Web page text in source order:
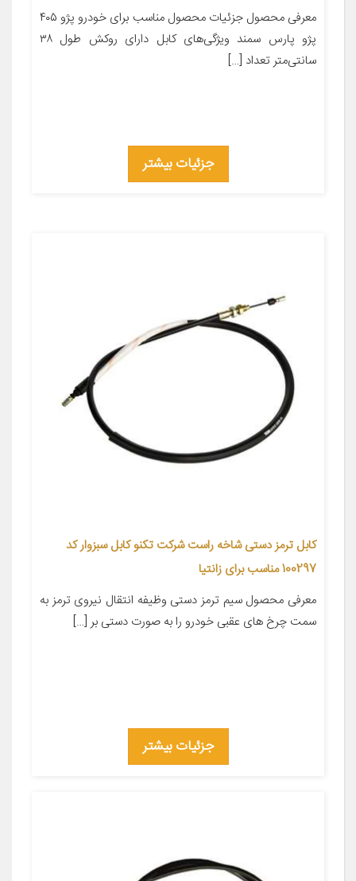
معرفی محصول جزئیات محصول مناسب برای خودرو پژو ۴۰۵
پژو پارس سمند ویژگی‌های کابل دارای روکش طول ۳۸
سانتی‌متر تعداد […]
جزئیات بیشتر
کابل ترمز دستی شاخه راست شرکت تکنو کابل سبزوار کد
100297 مناسب برای زانتیا
معرفی محصول سیم ترمز دستی وظیفه انتقال نیروی ترمز به
سمت چرخ های عقبی خودرو را به صورت دستی بر […]
جزئیات بیشتر